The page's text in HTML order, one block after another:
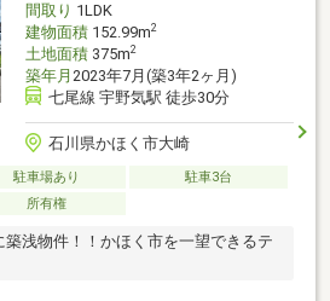
間取り 1LDK
建物面積152.99m2
土地面積375m2
築年月 2023年7月(築3年2ヶ月)
七尾線 宇野気駅 徒歩30分
石川県かほく市大崎
駐車場あり
駐車3台
所有権
浅物件！！かほく市を一望できるテ